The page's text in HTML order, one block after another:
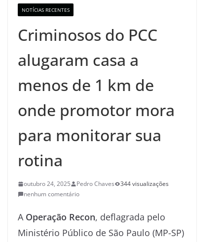
NOTÍCIAS RECENTES
Criminosos do PCC
alugaram casa a
menos de 1 km de
onde promotor mora
para monitorar sua
rotina
outubro 24, 2025 Pedro Chaves
344 visualizações
nenhum comentário
A Operação Recon, deflagrada pelo
Ministério Público de São Paulo (MP-SP)